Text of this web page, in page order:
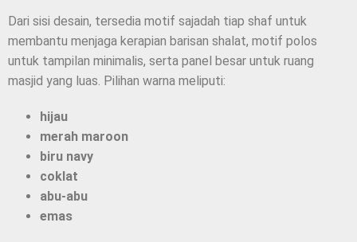
Dari sisi desain, tersedia motif sajadah tiap shaf untuk
membantu menjaga kerapian barisan shalat, motif polos
untuk tampilan minimalis, serta panel besar untuk ruang
masjid yang luas. Pilihan warna meliputi:
hijau
merah maroon
biru navy
coklat
abu-abu
emas